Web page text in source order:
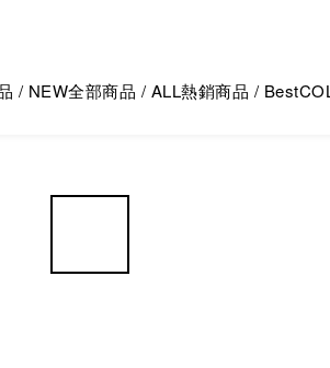
/ NEW全部商品 / ALL熱銷商品 / Best